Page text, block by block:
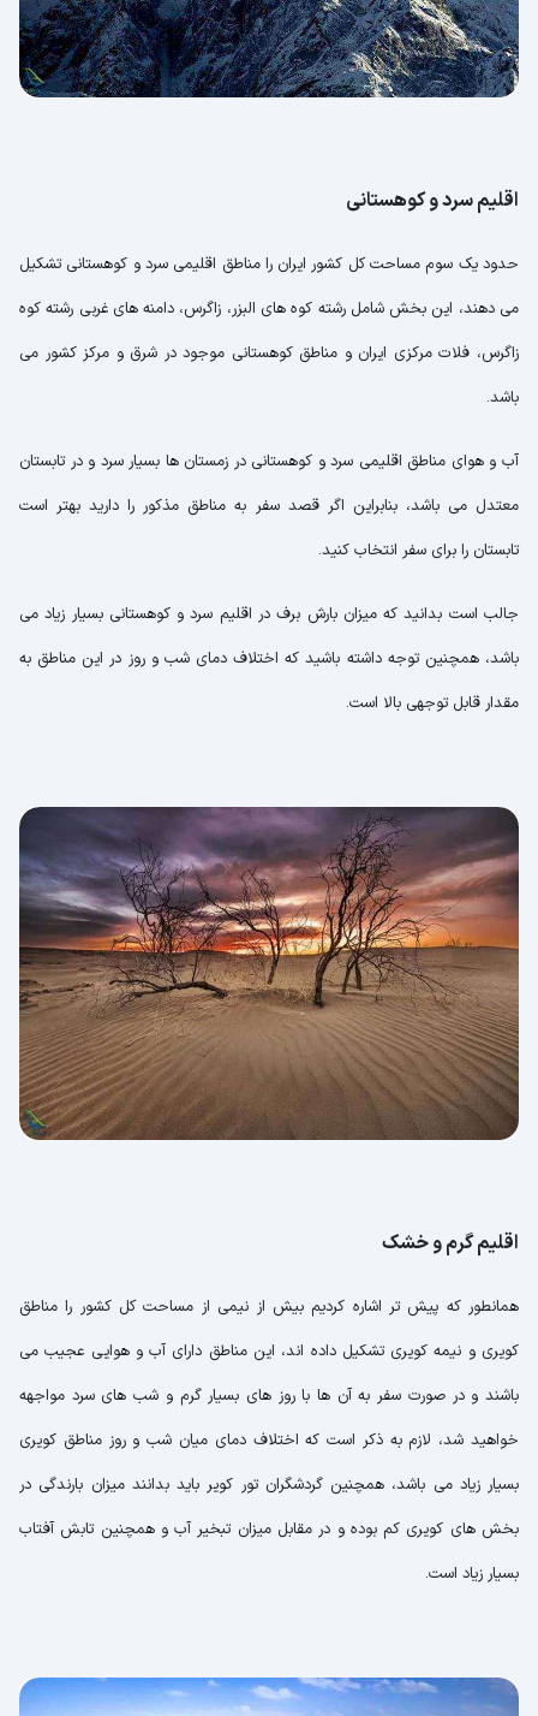
اقلیم سرد و کوهستانی
حدود یک سوم مساحت کل کشور ایران را مناطق اقلیمی سرد و کوهستانی تشکیل
می دهند، این بخش شامل رشته کوه های البزر، زاگرس، دامنه های غربی رشته کوه
زاگرس، فلات مرکزی ایران و مناطق کوهستانی موجود در شرق و مرکز کشور می
باشد.
آب و هوای مناطق اقلیمی سرد و کوهستانی در زمستان ها بسیار سرد و در تابستان
معتدل می باشد، بنابراین اگر قصد سفر به مناطق مذکور را دارید بهتر است
تابستان را برای سفر انتخاب کنید.
جالب است بدانید که میزان بارش برف در اقلیم سرد و کوهستانی بسیار زیاد می
باشد، همچنین توجه داشته باشید که اختلاف دمای شب و روز در این مناطق به
مقدار قابل توجهی بالا است.
اقلیم گرم و خشک
همانطور که پیش تر اشاره کردیم بیش از نیمی از مساحت کل کشور را مناطق
کویری و نیمه کویری تشکیل داده اند، این مناطق دارای آب و هوایی عجیب می
باشند و در صورت سفر به آن ها با روز های بسیار گرم و شب های سرد مواجهه
خواهید شد، لازم به ذکر است که اختلاف دمای میان شب و روز مناطق کویری
بسیار زیاد می باشد، همچنین گردشگران تور کویر باید بدانند میزان بارندگی در
بخش های کویری کم بوده و در مقابل میزان تبخیر آب و همچنین تابش آفتاب
بسیار زیاد است.